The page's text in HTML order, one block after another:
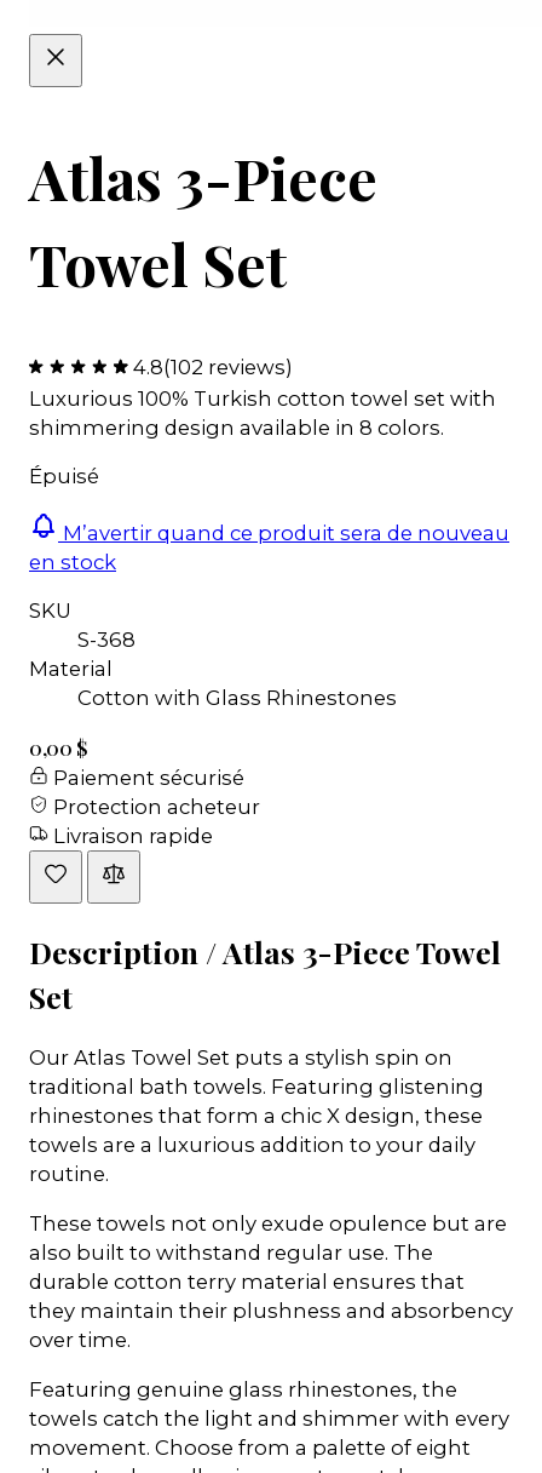
Atlas 3-Piece
Towel Set
4.8(102 reviews)
Luxurious 100% Turkish cotton towel set with
shimmering design available in 8 colors.
Épuisé
M’avertir quand ce produit sera de nouveau
en stock
SKU
S-368
Material
Cotton with Glass Rhinestones
0,00 $
Paiement sécurisé
Protection acheteur
Livraison rapide
Description /Atlas 3-Piece Towel
Set
Our Atlas Towel Set puts a stylish spin on
traditional bath towels. Featuring glistening
rhinestones that form a chic X design, these
towels are a luxurious addition to your daily
routine.
These towels not only exude opulence but are
also built to withstand regular use. The
durable cotton terry material ensures that
they maintain their plushness and absorbency
over time.
Featuring genuine glass rhinestones, the
towels catch the light and shimmer with every
movement. Choose from a palette of eight